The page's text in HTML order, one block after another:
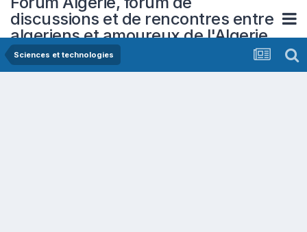
discussions et de rencontres entre
algeriens et amoureux de l'Algerie
Sciences et technologies